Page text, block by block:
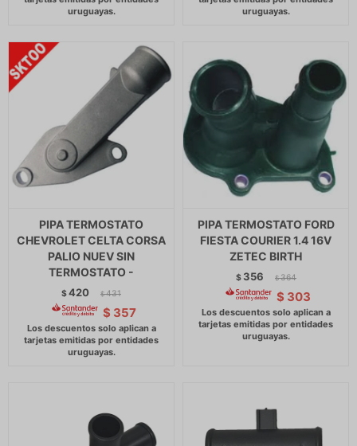
PIPA TERMOSTATO
CHEVROLET CELTA CORSA
PALIO NUEV SIN
TERMOSTATO -
$420 $ 431
$ 357
PIPA TERMOSTATO FORD
FIESTA COURIER 1.4 16V
ZETEC BIRTH
$ 356 $ 364
$ 303